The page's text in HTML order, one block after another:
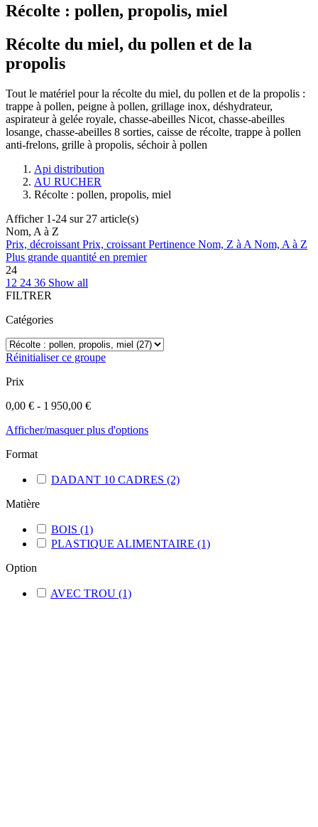
Récolte : pollen, propolis, miel
Récolte du miel, du pollen et de la
propolis
Tout le matériel pour la récolte du miel, du pollen et de la propolis :
trappe à pollen, peigne à pollen, grillage inox, déshydrateur,
aspirateur à gelée royale, chasse-abeilles Nicot, chasse-abeilles
losange, chasse-abeilles 8 sorties, caisse de récolte, trappe à pollen
anti-frelons, grille à propolis, séchoir à pollen
Api distribution
AU RUCHER
Récolte : pollen, propolis, miel
Afficher 1-24 sur 27 article(s)
Nom, A à Z
Prix, décroissant Prix, croissant Pertinence Nom, Z à A Nom, A à Z
Plus grande quantité en premier
24
12 24 36 Show all
FILTRER
Catégories
Réinitialiser ce groupe
Prix
0,00 € - 1 950,00 €
Afficher/masquer plus d'options
Format
DADANT 10 CADRES (2)
Matière
BOIS (1)
PLASTIQUE ALIMENTAIRE (1)
Option
AVEC TROU (1)